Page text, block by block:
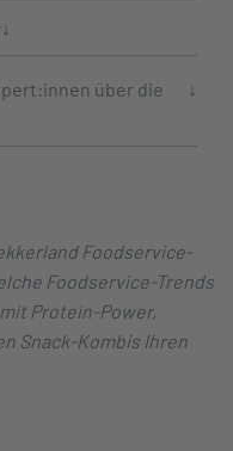
über die
Foodservice-
Foodservice-Trends
Protein-Power,
Snack-Kombis Ihren